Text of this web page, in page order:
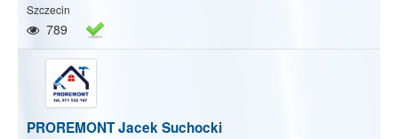
Szczecin
789
PROREMONT Jacek Suchocki